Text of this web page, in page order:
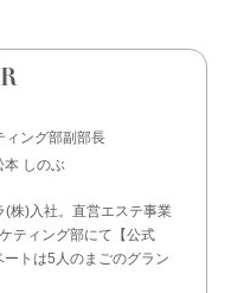
ィング部副部長
本 しのぶ
)入社。直営エステ事業
ティング部にて【公式
トは5人のまごのグラン